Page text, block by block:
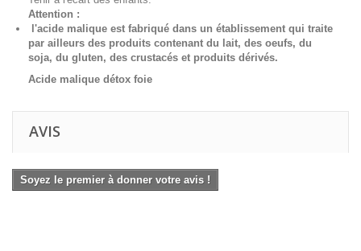
Attention :
l'acide malique est fabriqué dans un établissement qui traite
par ailleurs des produits contenant du lait, des oeufs, du
soja, du gluten, des crustacés et produits dérivés.
Acide malique détox foie
AVIS
Soyez le premier à donner votre avis !